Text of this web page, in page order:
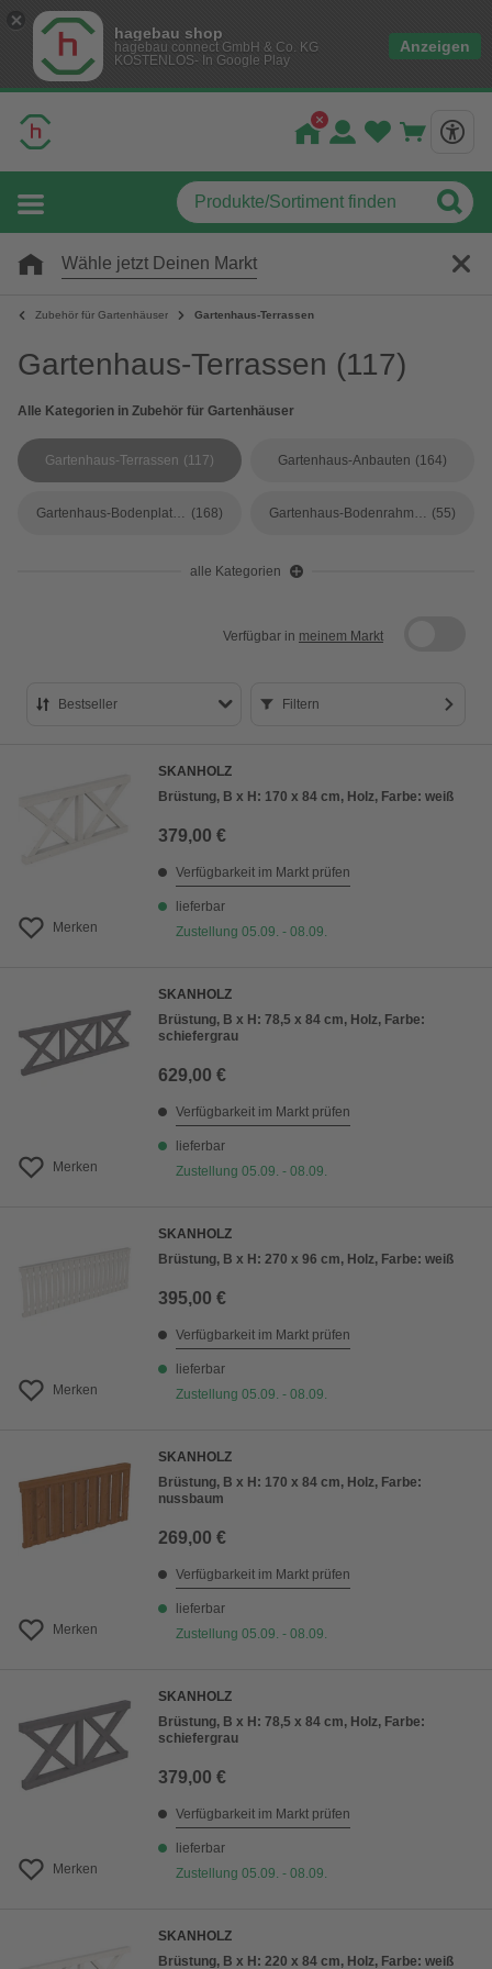
hagebau shop
hagebau connect GmbH & Co. KG
KOSTENLOS- In Google Play
Anzeigen
Wähle jetzt Deinen Markt
Zubehör für Gartenhäuser Gartenhaus-Terrassen
Gartenhaus-Terrassen (117)
Alle Kategorien in Zubehör für Gartenhäuser
Gartenhaus-Terrassen (117) Gartenhaus-Anbauten (164)
Gartenhaus-Bodenplatten (168) Gartenhaus-Bodenrahmen (55)
alle Kategorien
Verfügbar in meinem Markt
Bestseller
Preis aufsteigend
Preis absteigend
Filtern
Merken
SKANHOLZ
Brüstung, B x H: 170 x 84 cm, Holz, Farbe: weiß
379,00 €
Verfügbarkeit im Markt prüfen
lieferbar
Zustellung 05.09. - 08.09.
Merken
SKANHOLZ
Brüstung, B x H: 78,5 x 84 cm, Holz, Farbe:
schiefergrau
629,00 €
Verfügbarkeit im Markt prüfen
lieferbar
Zustellung 05.09. - 08.09.
Merken
SKANHOLZ
Brüstung, B x H: 270 x 96 cm, Holz, Farbe: weiß
395,00 €
Verfügbarkeit im Markt prüfen
lieferbar
Zustellung 05.09. - 08.09.
Merken
SKANHOLZ
Brüstung, B x H: 170 x 84 cm, Holz, Farbe:
nussbaum
269,00 €
Verfügbarkeit im Markt prüfen
lieferbar
Zustellung 05.09. - 08.09.
Merken
SKANHOLZ
Brüstung, B x H: 78,5 x 84 cm, Holz, Farbe:
schiefergrau
379,00 €
Verfügbarkeit im Markt prüfen
lieferbar
Zustellung 05.09. - 08.09.
SKANHOLZ
Brüstung, B x H: 220 x 84 cm, Holz, Farbe: weiß